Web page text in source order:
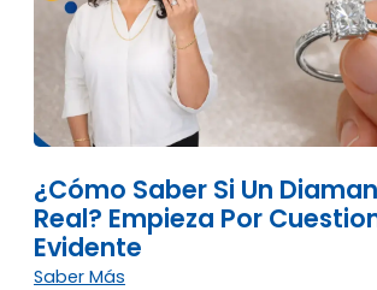
¿Cómo Saber Si Un
Real? Empieza Por
Evidente
Saber Más